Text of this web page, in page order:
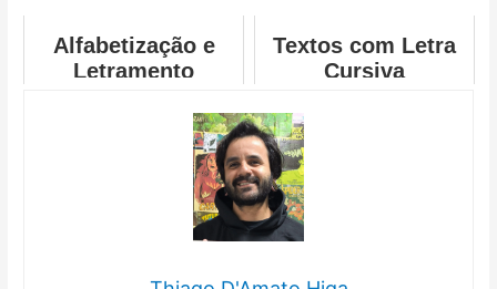
Alfabetização e
Letramento
Textos com Letra
Cursiva